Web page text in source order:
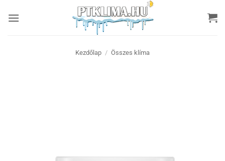
Kezdőlap / Összes klíma